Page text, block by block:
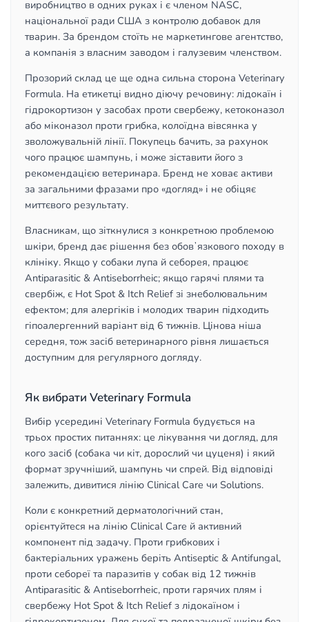
виробництво в одних руках і є членом NASC,
національної ради США з контролю добавок для
тварин. За брендом стоїть не маркетингове агентство,
а компанія з власним заводом і галузевим членством.
Прозорий склад це ще одна сильна сторона Veterinary
Formula. На етикетці видно діючу речовину: лідокаїн і
гідрокортизон у засобах проти свербежу, кетоконазол
або міконазол проти грибка, колоїдна вівсянка у
зволожувальній лінії. Покупець бачить, за рахунок
чого працює шампунь, і може зіставити його з
рекомендацією ветеринара. Бренд не ховає активи
за загальними фразами про «догляд» і не обіцяє
миттєвого результату.
Власникам, що зіткнулися з конкретною проблемою
шкіри, бренд дає рішення без обовʼязкового походу в
клініку. Якщо у собаки лупа й себорея, працює
Antiparasitic & Antiseborrheic; якщо гарячі плями та
свербіж, є Hot Spot & Itch Relief зі знеболювальним
ефектом; для алергіків і молодих тварин підходить
гіпоалергенний варіант від 6 тижнів. Цінова ніша
середня, тож засіб ветеринарного рівня лишається
доступним для регулярного догляду.
Як вибрати Veterinary Formula
Вибір усередині Veterinary Formula будується на
трьох простих питаннях: це лікування чи догляд, для
кого засіб (собака чи кіт, дорослий чи цуценя) і який
формат зручніший, шампунь чи спрей. Від відповіді
залежить, дивитися лінію Clinical Care чи Solutions.
Коли є конкретний дерматологічний стан,
орієнтуйтеся на лінію Clinical Care й активний
компонент під задачу. Проти грибкових і
бактеріальних уражень беріть Antiseptic & Antifungal,
проти себореї та паразитів у собак від 12 тижнів
Antiparasitic & Antiseborrheic, проти гарячих плям і
свербежу Hot Spot & Itch Relief з лідокаїном і